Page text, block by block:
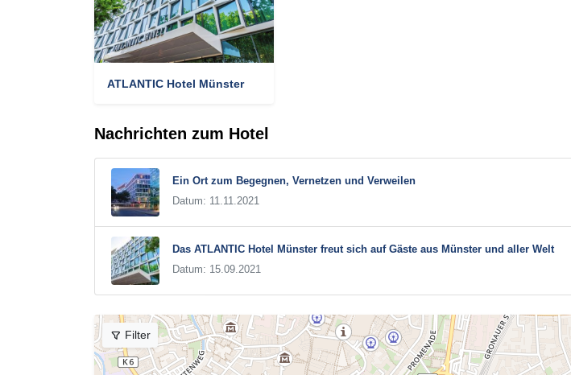
ATLANTIC Hotel Münster
Nachrichten zum Hotel
Ein Ort zum Begegnen, Vernetzen und Verweilen
Datum: 11.11.2021
Das ATLANTIC Hotel Münster freut sich auf Gäste aus Münster und aller Welt
Datum: 15.09.2021
Filter